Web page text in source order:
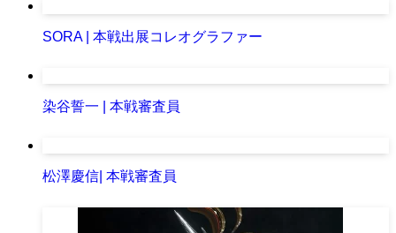
SORA | 本戦出展コレオグラファー
染谷誓一 | 本戦審査員
松澤慶信| 本戦審査員